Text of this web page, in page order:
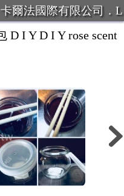
爾法國際有限公司．L
線:07-387
D I Y D I Y rose scent